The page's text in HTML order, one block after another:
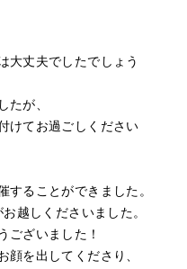
大丈夫でしたでしょう
たが、
けてお過ごしください
することができました。
越しくださいました。
ございました！
顔を出してくださり、